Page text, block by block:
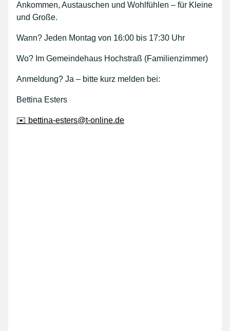
Ankommen, Austauschen und Wohlfühlen – für Kleine
und Große.
Wann? Jeden Montag von 16:00 bis 17:30 Uhr
Wo? Im Gemeindehaus Hochstraß (Familienzimmer)
Anmeldung? Ja – bitte kurz melden bei:
Bettina Esters
✉️ bettina-esters@t-online.de